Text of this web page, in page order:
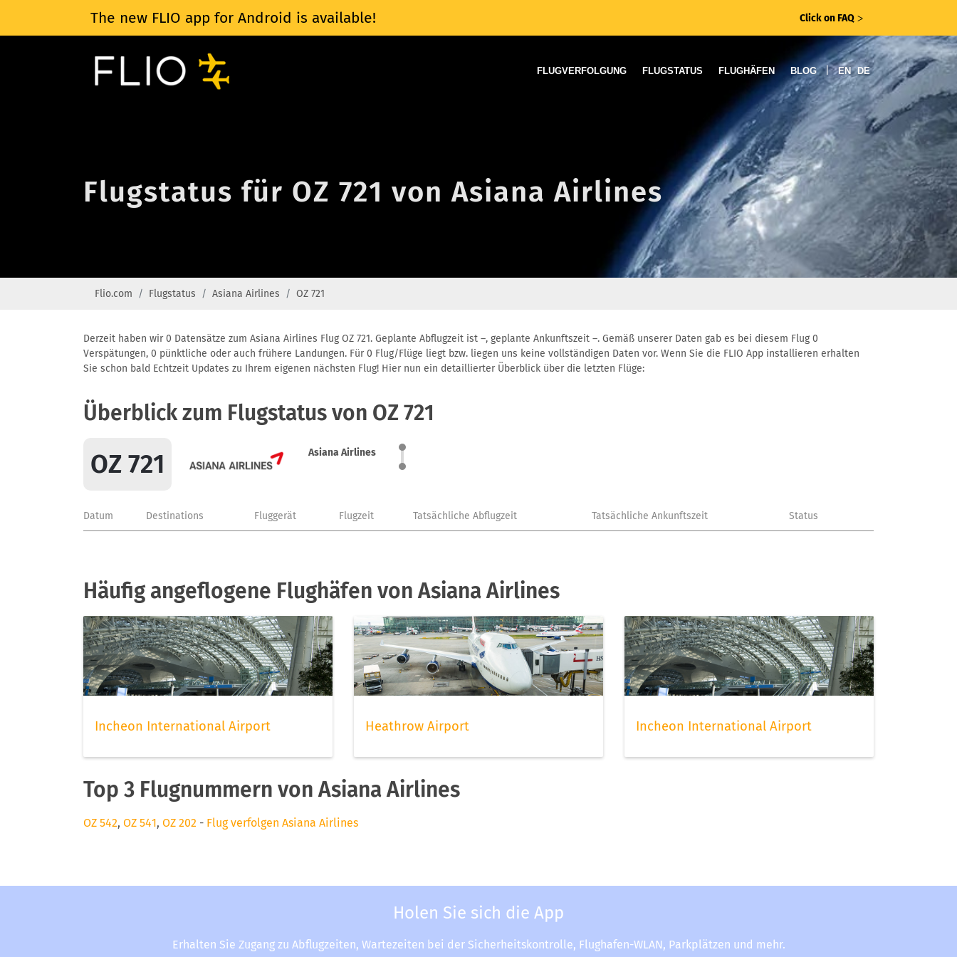
The new FLIO app for Android is available! Click on FAQ ᐳ
FLUGVERFOLGUNG FLUGSTATUS FLUGHÄFEN BLOG | EN DE
Flugstatus für OZ 721 von Asiana Airlines
Flio.com Flugstatus Asiana Airlines OZ 721
Derzeit haben wir 0 Datensätze zum Asiana Airlines Flug OZ 721. Geplante Abflugzeit ist –, geplante Ankunftszeit –. Gemäß unserer Daten gab es bei diesem Flug 0
Verspätungen, 0 pünktliche oder auch frühere Landungen. Für 0 Flug/Flüge liegt bzw. liegen uns keine vollständigen Daten vor. Wenn Sie die FLIO App installieren erhalten
Sie schon bald Echtzeit Updates zu Ihrem eigenen nächsten Flug! Hier nun ein detaillierter Überblick über die letzten Flüge:
Überblick zum Flugstatus von OZ 721
OZ 721 Asiana Airlines
Datum Destinations Fluggerät Flugzeit Tatsächliche Abflugzeit Tatsächliche Ankunftszeit Status
Häufig angeflogene Flughäfen von Asiana Airlines
Incheon International Airport Heathrow Airport Incheon International Airport
Top 3 Flugnummern von Asiana Airlines
OZ 542, OZ 541, OZ 202 - Flug verfolgen Asiana Airlines
Holen Sie sich die App
Erhalten Sie Zugang zu Abflugzeiten, Wartezeiten bei der Sicherheitskontrolle, Flughafen-WLAN, Parkplätzen und mehr.